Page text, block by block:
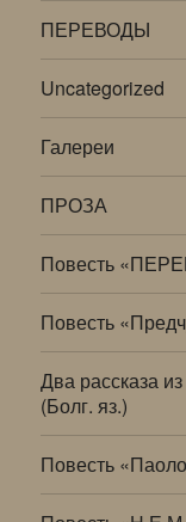
ПЕРЕВОДЫ
Uncategorized
Галереи
ПРОЗА
Повесть
Повесть
Два рассказа
(Болг. яз.)
Повесть